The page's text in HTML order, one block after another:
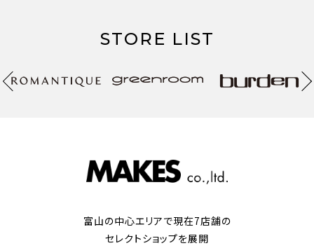
STORE LIST
富山の中心エリアで現在7店舗の
セレクトショップを展開